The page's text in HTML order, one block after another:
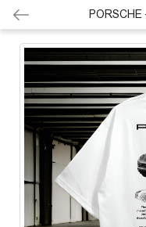
PORSCHE